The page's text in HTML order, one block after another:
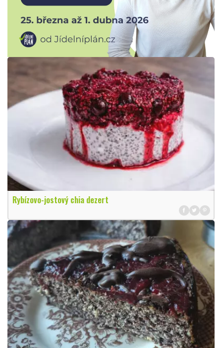
Rybízovo-jostový chia dezert